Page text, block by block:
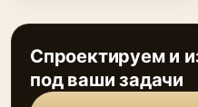
Спроектируем и
под ваши задачи